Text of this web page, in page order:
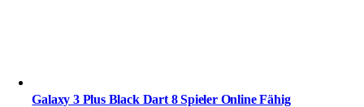
Galaxy 3 Plus Black Dart 8 Spieler Online Fähig